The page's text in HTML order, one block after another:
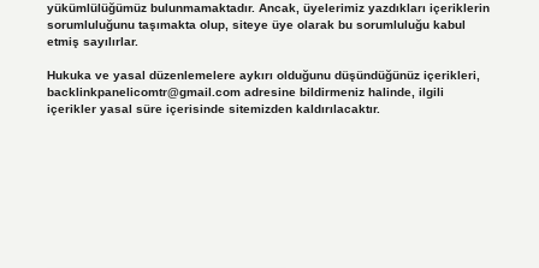
yükümlülüğümüz bulunmamaktadır. Ancak, üyelerimiz yazdıkları içeriklerin
sorumluluğunu taşımakta olup, siteye üye olarak bu sorumluluğu kabul
etmiş sayılırlar.
Hukuka ve yasal düzenlemelere aykırı olduğunu düşündüğünüz içerikleri,
backlinkpanelicomtr@gmail.comadresine bildirmeniz halinde, ilgili
içerikler yasal süre içerisinde sitemizden kaldırılacaktır.